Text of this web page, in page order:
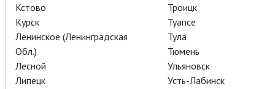
Кстово
Курск
Ленинское (Ленинградская
Обл.)
Лесной
Липецк
Троицк
Туапсе
Тула
Тюмень
Ульяновск
Усть-Лабинск